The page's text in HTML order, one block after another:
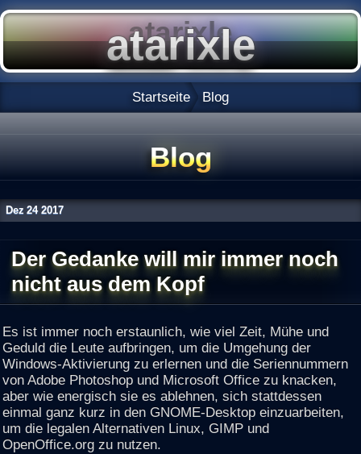
Startseite Blog
Blog
Dez 24 2017
Der Gedanke will mir immer noch
nicht aus dem Kopf
Es ist immer noch erstaunlich, wie viel Zeit, Mühe und
Geduld die Leute aufbringen, um die Umgehung der
Windows-Aktivierung zu erlernen und die Seriennummern
von Adobe Photoshop und Microsoft Office zu knacken,
aber wie energisch sie es ablehnen, sich stattdessen
einmal ganz kurz in den GNOME-Desktop einzuarbeiten,
um die legalen Alternativen Linux, GIMP und
OpenOffice.org zu nutzen.